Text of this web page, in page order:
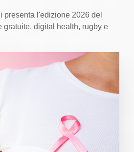
presenta l'edizione 2026 del
gratuite, digital health, rugby e